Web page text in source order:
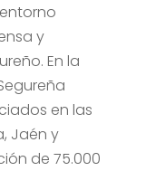
y
En la
en las
Jaén y
de 75.000